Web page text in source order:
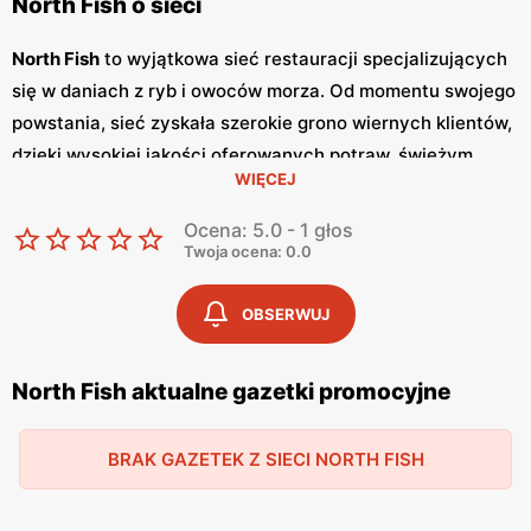
North Fish to wyjątkowa sieć restauracji specjalizujących
się w daniach z ryb i owoców morza. Od momentu swojego
powstania, sieć zyskała szerokie grono wiernych klientów,
dzięki wysokiej jakości oferowanych potraw, świeżym
składnikom oraz atrakcyjnympromocjom
zlokalizowane są w wielu miastach Polski,
głównie w centrach handlowych, co sprawia, że są one
łatwo dostępne dla szerokiego grona konsumentów.
Jednym z kluczowych elementów oferty
regularnie wydawanegazetki promocyjne
o najnowszych promocjach
i specjalnych ofertach
dostępnych w restauracjach.
Gazetki promocyjne
atrakcyjne oferty i planować wizyty w restauracjach w
WIĘCEJ
Ocena: 5.0 - 1 głos
Twoja ocena: 0.0
OBSERWUJ
North Fish aktualne gazetki promocyjne
BRAK GAZETEK Z SIECI NORTH FISH